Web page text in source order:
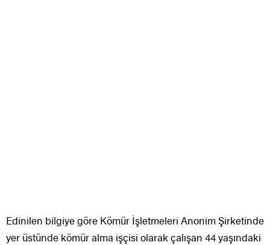
Edinilen bilgiye göre Kömür İşletmeleri Anonim Şirketinde
yer üstünde kömür alma işçisi olarak çalışan 44 yaşındaki